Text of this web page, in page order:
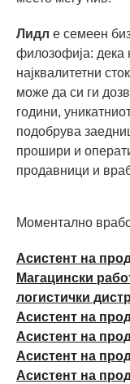
Лидл е семеен
филозофија: дека
најквалитетни
може да си ги
години,
подобрувa
прошири и
продавници и
Моментално
Асистент на
Магацински
логистички
Асистент на
Асистент на
Асистент на
Асистент на